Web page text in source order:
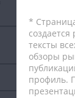
*
тексты
обзоры
профиль.